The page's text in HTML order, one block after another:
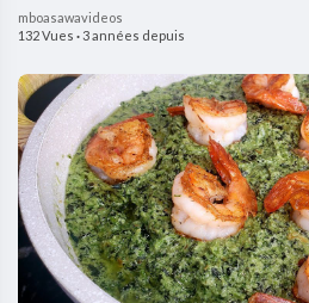
mboasawavideos
132 Vues ·3 années depuis